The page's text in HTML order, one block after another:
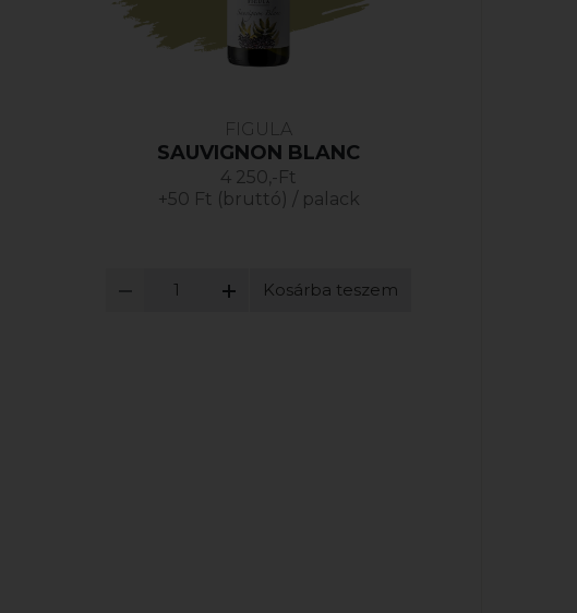
FIGULA
SAUVIGNON BLANC
4 250,-Ft
+50 Ft (bruttó) / palack
Kosárba teszem